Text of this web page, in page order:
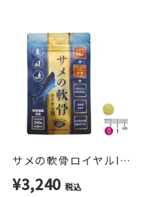
軟骨構成成分+植物由
●軟骨サポートといえ
サメ由来コンドロイチ
日々の活動を軽やかに
●小粒タイプ・無添加設
サメの軟骨ロイヤルIII 1ヶ月分
¥3,240 税込